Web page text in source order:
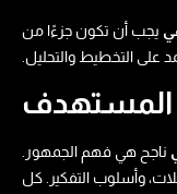
يجب أن تكون جزءًا من
على التخطيط والتحليل.
المستهدف
ناجح هي فهم الجمهور.
وأسلوب التفكير. كل